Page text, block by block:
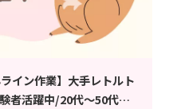
イン作業】大手レトルト
者活躍中/20代～50代活